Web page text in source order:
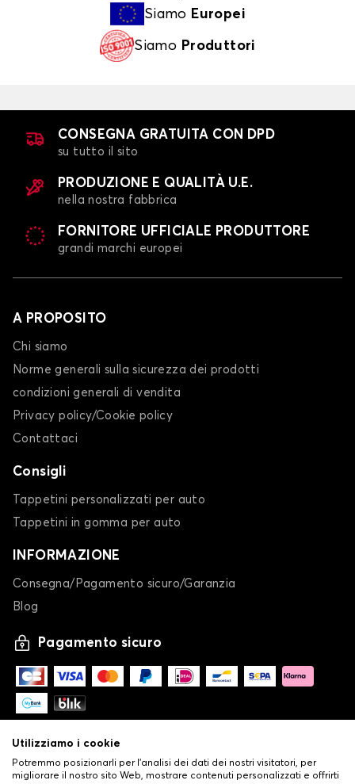
Siamo Europei
Siamo Produttori
CONSEGNA GRATUITA CON DPD
su tutto il sito
PRODUZIONE E QUALITÀ U.E.
nella nostra fabbrica
FORNITORE UFFICIALE PRODUTTORE
grandi marchi europei
A PROPOSITO
Chi siamo
Norme generali sulla sicurezza dei prodotti
condizioni generali di vendita
Privacy policy/Cookie policy
Contattaci
Consigli
Tappetini personalizzati per auto
Tappetini in gomma per auto
INFORMAZIONE
Consegna/Pagamento sicuro/Garanzia
Blog
Pagamento sicuro
Utilizziamo i cookie
Potremmo posizionarli per l'analisi dei dati dei nostri visitatori, per
migliorare il nostro sito Web, mostrare contenuti personalizzati e offrirti